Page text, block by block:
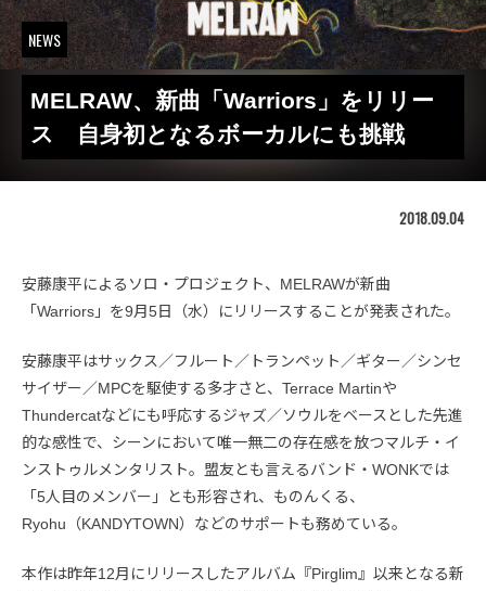
NEWS
MELRAW、新曲「Warriors」をリリー
ス 自身初となるボーカルにも挑戦
2018.09.04
安藤康平によるソロ・プロジェクト、MELRAWが新曲
「Warriors」を9月5日（水）にリリースすることが発表された。
安藤康平はサックス／フルート／トランペット／ギター／シンセ
サイザー／MPCを駆使する多才さと、Terrace Martinや
Thundercatなどにも呼応するジャズ／ソウルをベースとした先進
的な感性で、シーンにおいて唯一無二の存在感を放つマルチ・イ
ンストゥルメンタリスト。盟友とも言えるバンド・WONKでは
「5人目のメンバー」とも形容され、ものんくる、
Ryohu（KANDYTOWN）などのサポートも務めている。
本作は昨年12月にリリースしたアルバム『Pirglim』以来となる新